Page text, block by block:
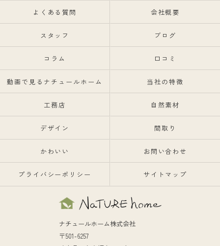
よくある質問 会社概要
スタッフ ブログ
コラム 口コミ
動画で見るナチュールホーム 当社の特徴
工務店 自然素材
デザイン 間取り
かわいい お問い合わせ
プライバシーポリシー サイトマップ
ナチュールホーム株式会社
〒501-6257